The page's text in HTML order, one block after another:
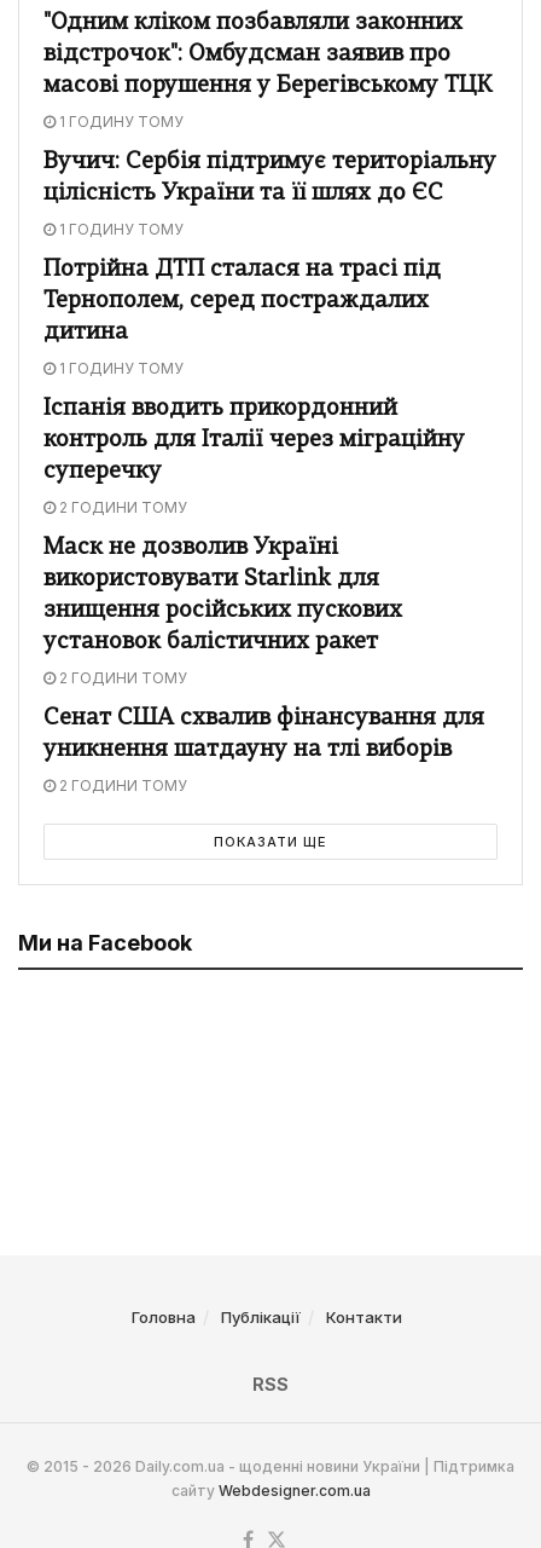
"Одним кліком позбавляли законних
відстрочок": Омбудсман заявив про
масові порушення у Берегівському ТЦК
1 ГОДИНУ ТОМУ
Вучич: Сербія підтримує територіальну
цілісність України та її шлях до ЄС
1 ГОДИНУ ТОМУ
Потрійна ДТП сталася на трасі під
Тернополем, серед постраждалих
дитина
1 ГОДИНУ ТОМУ
Іспанія вводить прикордонний
контроль для Італії через міграційну
суперечку
2 ГОДИНИ ТОМУ
Маск не дозволив Україні
використовувати Starlink для
знищення російських пускових
установок балістичних ракет
2 ГОДИНИ ТОМУ
Сенат США схвалив фінансування для
уникнення шатдауну на тлі виборів
2 ГОДИНИ ТОМУ
ПОКАЗАТИ ЩЕ
Ми на Facebook
Головна Публікації Контакти
RSS
© 2015 - 2026 Daily.com.ua - щоденні новини України | Підтримка
сайту Webdesigner.com.ua